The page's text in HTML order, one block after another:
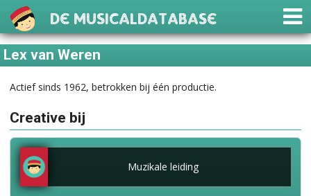
De Musicaldatabase
Lex van Weren
Actief sinds 1962, betrokken bij één productie.
Creative bij
Muzikale leiding